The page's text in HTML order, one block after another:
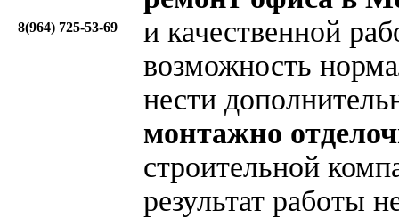
8(964) 725-53-69
и качественной
возможность
нести
монтажно
строительной
результат работы